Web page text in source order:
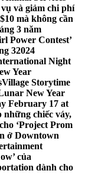
và giảm chi phí
mà không cần
3 năm
Power Contest’
32024
Night
Year
Village Storytime
New Year
February 17 at
những chiếc váy,
‘Project Prom
ở Downtown
của
dành cho